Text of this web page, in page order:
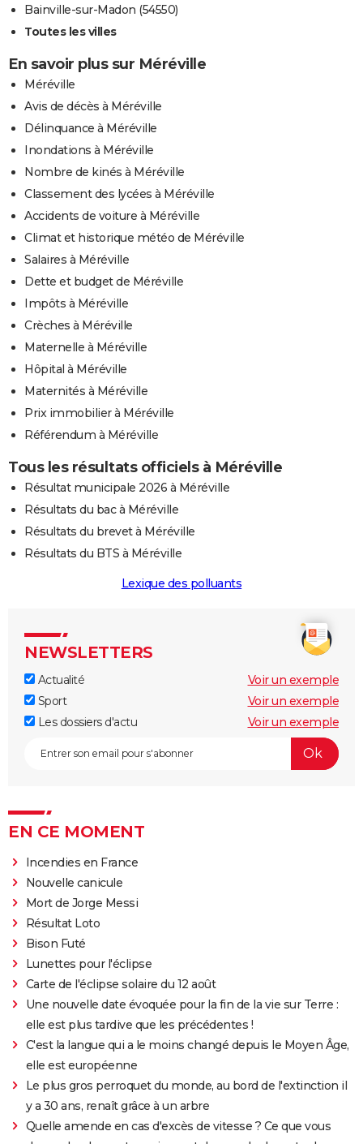
Bainville-sur-Madon (54550)
Toutes les villes
En savoir plus sur Méréville
Méréville
Avis de décès à Méréville
Délinquance à Méréville
Inondations à Méréville
Nombre de kinés à Méréville
Classement des lycées à Méréville
Accidents de voiture à Méréville
Climat et historique météo de Méréville
Salaires à Méréville
Dette et budget de Méréville
Impôts à Méréville
Crèches à Méréville
Maternelle à Méréville
Hôpital à Méréville
Maternités à Méréville
Prix immobilier à Méréville
Référendum à Méréville
Tous les résultats officiels à Méréville
Résultat municipale 2026 à Méréville
Résultats du bac à Méréville
Résultats du brevet à Méréville
Résultats du BTS à Méréville
Lexique des polluants
NEWSLETTERS
Actualité
Voir un exemple
Sport
Voir un exemple
Les dossiers d'actu
Voir un exemple
EN CE MOMENT
Incendies en France
Nouvelle canicule
Mort de Jorge Messi
Résultat Loto
Bison Futé
Lunettes pour l'éclipse
Carte de l'éclipse solaire du 12 août
Une nouvelle date évoquée pour la fin de la vie sur Terre :
elle est plus tardive que les précédentes !
C'est la langue qui a le moins changé depuis le Moyen Âge,
elle est européenne
Le plus gros perroquet du monde, au bord de l'extinction il
y a 30 ans, renaît grâce à un arbre
Quelle amende en cas d'excès de vitesse ? Ce que vous